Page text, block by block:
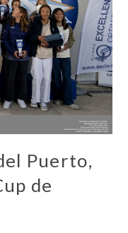
Puerto,
de